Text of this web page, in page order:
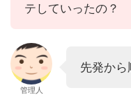
テしていったの？
管理人
先発から